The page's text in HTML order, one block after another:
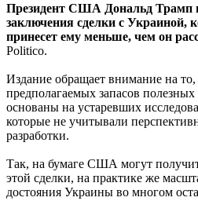
Президент США Дональд Трамп
заключения сделки с Украиной,
принесет ему меньше, чем он
Politico.
Издание обращает внимание на
предполагаемых запасов
основаны на устаревших
которые не учитывали
разработки.
Так, на бумаге США могут
этой сделки, на практике же
достояния Украины во многом